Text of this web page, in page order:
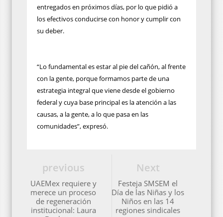
entregados en próximos días, por lo que pidió a
los efectivos conducirse con honor y cumplir con
su deber.
“Lo fundamental es estar al pie del cañón, al frente
con la gente, porque formamos parte de una
estrategia integral que viene desde el gobierno
federal y cuya base principal es la atención a las
causas, a la gente, a lo que pasa en las
comunidades”, expresó.
Next
Festeja SMSEM el
Día de las Niñas y los
Niños en las 14
regiones sindicales
previous
UAEMex requiere y
merece un proceso
de regeneración
institucional: Laura